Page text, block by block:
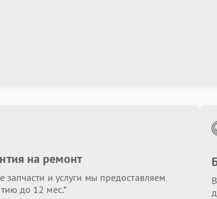
на ремонт
запчасти и услуги мы предоставляем
до 12 мес.*